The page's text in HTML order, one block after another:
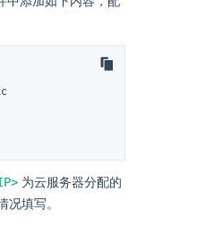
为云服务器分配的
况填写。